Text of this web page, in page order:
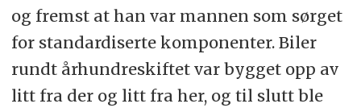
og fremst at han var mannen som sørget
for standardiserte komponenter. Biler
rundt århundreskiftet var bygget opp av
litt fra der og litt fra her, og til slutt ble